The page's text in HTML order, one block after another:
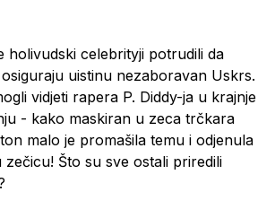
holivudski celebrityji potrudili da
uistinu nezaboravan Uskrs.
vidjeti rapera P. Diddy-ja u krajnje
- kako maskiran u zeca trčkara
malo je promašila temu i odjenula
Što su sve ostali priredili